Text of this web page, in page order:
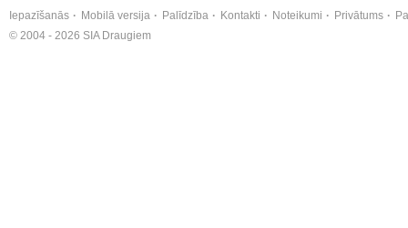
Iepazīšanās Mobilā versija Palīdzība Kontakti Noteikumi Privātums
© 2004 - 2026 SIA Draugiem